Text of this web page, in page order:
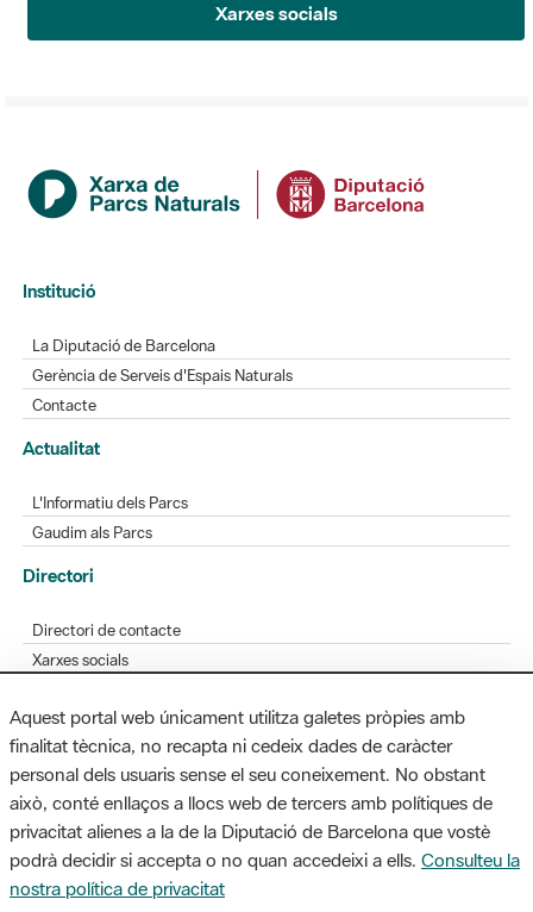
Xarxes socials
Institució
La Diputació de Barcelona
Gerència de Serveis d'Espais Naturals
Contacte
Actualitat
L'Informatiu dels Parcs
Gaudim als Parcs
Directori
Directori de contacte
Xarxes socials
Bústia de suggeriments
Opineu sobre els parcs
MAPA WEB AVÍS LEGAL ACCESSIBILITAT
Aquest portal web únicament utilitza galetes pròpies amb
finalitat tècnica, no recapta ni cedeix dades de caràcter
personal dels usuaris sense el seu coneixement. No obstant
això, conté enllaços a llocs web de tercers amb polítiques de
privacitat alienes a la de la Diputació de Barcelona que vostè
podrà decidir si accepta o no quan accedeixi a ells. Consulteu la
nostra política de privacitat